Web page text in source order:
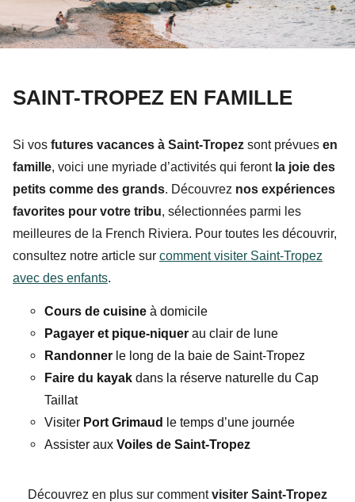
SAINT-TROPEZ EN FAMILLE
Si vos futures vacances à Saint-Tropez sont prévues en
famille, voici une myriade d’activités qui ferontla joie des
petits comme des grands. Découvrez nos expériences
favorites pour votre tribu, sélectionnées parmi les
meilleures de la French Riviera. Pour toutes les découvrir,
consultez notre article sur comment visiter Saint-Tropez
avec des enfants.
Cours de cuisine à domicile
Pagayer et pique-niquer au clair de lune
Randonner le long de la baie de Saint-Tropez
Faire du kayak dans la réserve naturelle du Cap
Taillat
Visiter Port Grimaud
le temps d’une journée
Assister aux Voiles de Saint-Tropez
Découvrez en plus sur commentvisiter Saint-Tropez